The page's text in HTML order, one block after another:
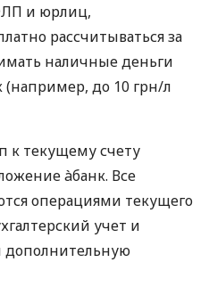
и юрлиц,
рассчитываться за
наличные деньги
(например, до 10 грн/л
к текущему счету
àбанк. Все
операциями текущего
учет и